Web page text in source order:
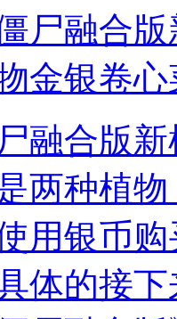
尸融合
金银卷
融合版
两种植
用银币
体的接